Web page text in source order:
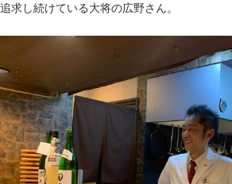
追求し続けている大将の広野さん。